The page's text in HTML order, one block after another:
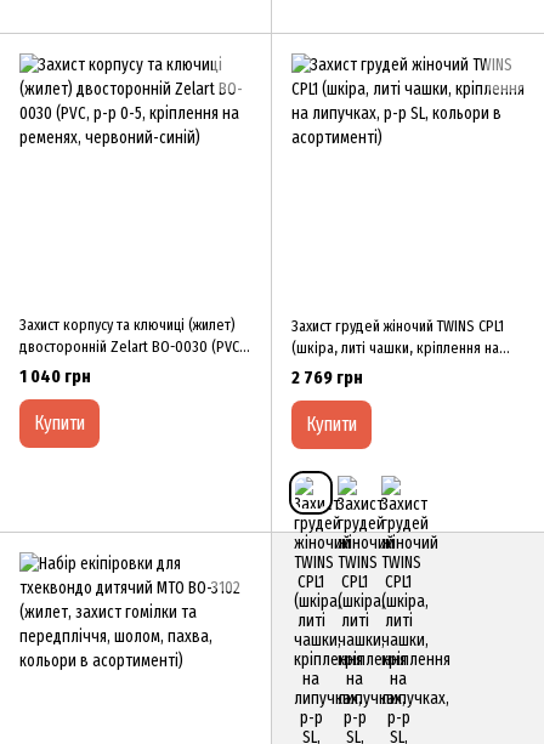
Захист корпусу та ключиці (жилет)
двосторонній Zelart BO-0030 (PVC,
р-р 0-5, кріплення на ременях,
червоний-синій)
1 040 грн
Купити
Захист грудей жіночий TWINS CPL1
(шкіра, литі чашки, кріплення на
липучках, р-р SL, кольори в
асортименті)
2 769 грн
Купити